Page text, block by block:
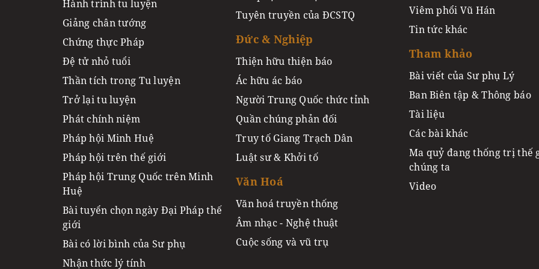
Hành trình tu luyện
Giảng chân tướng
Chứng thực Pháp
Đệ tử nhỏ tuổi
Thần tích trong Tu luyện
Trở lại tu luyện
Phát chính niệm
Pháp hội Minh Huệ
Pháp hội trên thế giới
Pháp hội Trung Quốc trên Minh
Huệ
Bài tuyển chọn ngày Đại Pháp thế
giới
Bài có lời bình của Sư phụ
Nhận thức lý tính
Tuyên truyền của ĐCSTQ
Đức & Nghiệp
Thiện hữu thiện báo
Ác hữu ác báo
Người Trung Quốc thức tỉnh
Quần chúng phản đối
Truy tố Giang Trạch Dân
Luật sư & Khởi tố
Văn Hoá
Văn hoá truyền thống
Âm nhạc - Nghệ thuật
Cuộc sống và vũ trụ
Viêm phổi Vũ Hán
Tin tức khác
Tham khảo
Bài viết của Sư phụ Lý
Ban Biên tập & Thông báo
Tài liệu
Các bài khác
Ma quỷ đang thống trị thế
chúng ta
Video